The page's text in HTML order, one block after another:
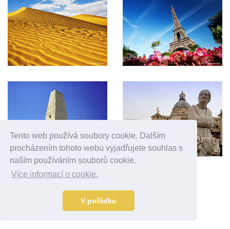
Tento web používá soubory cookie. Dalším
procházením tohoto webu vyjadřujete souhlas s
naším používáním souborů cookie.
Více informací o cookie.
V pořádku
Reklama